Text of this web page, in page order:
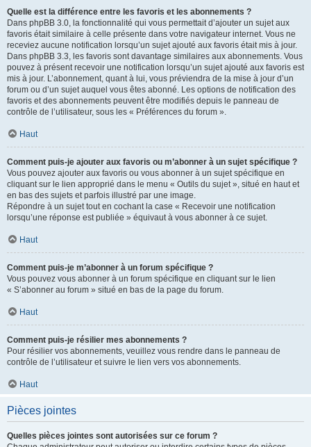
Quelle est la différence entre les favoris et les abonnements ?
Dans phpBB 3.0, la fonctionnalité qui vous permettait d’ajouter un sujet aux
favoris était similaire à celle présente dans votre navigateur internet. Vous ne
receviez aucune notification lorsqu’un sujet ajouté aux favoris était mis à jour.
Dans phpBB 3.3, les favoris sont davantage similaires aux abonnements. Vous
pouvez à présent recevoir une notification lorsqu’un sujet ajouté aux favoris est
mis à jour. L’abonnement, quant à lui, vous préviendra de la mise à jour d’un
forum ou d’un sujet auquel vous êtes abonné. Les options de notification des
favoris et des abonnements peuvent être modifiés depuis le panneau de
contrôle de l’utilisateur, sous les « Préférences du forum ».
Haut
Comment puis-je ajouter aux favoris ou m’abonner à un sujet spécifique ?
Vous pouvez ajouter aux favoris ou vous abonner à un sujet spécifique en
cliquant sur le lien approprié dans le menu « Outils du sujet », situé en haut et
en bas des sujets et parfois illustré par une image.
Répondre à un sujet tout en cochant la case « Recevoir une notification
lorsqu’une réponse est publiée » équivaut à vous abonner à ce sujet.
Haut
Comment puis-je m’abonner à un forum spécifique ?
Vous pouvez vous abonner à un forum spécifique en cliquant sur le lien
« S’abonner au forum » situé en bas de la page du forum.
Haut
Comment puis-je résilier mes abonnements ?
Pour résilier vos abonnements, veuillez vous rendre dans le panneau de
contrôle de l’utilisateur et suivre le lien vers vos abonnements.
Haut
Pièces jointes
Quelles pièces jointes sont autorisées sur ce forum ?